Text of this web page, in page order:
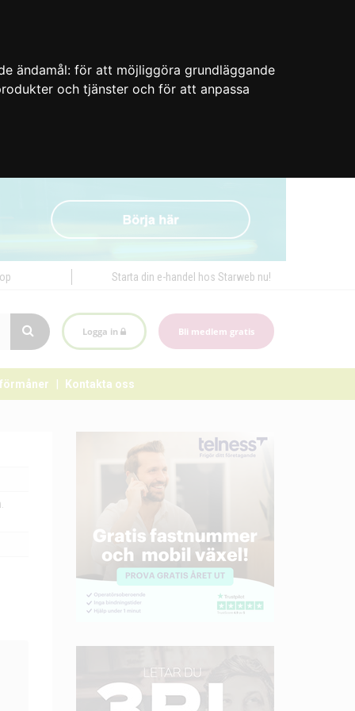
ändamål: för att möjliggöra grundläggande
och tjänster och för att anpassa
Starta din e-handel hos Starweb nu!
Logga in Bli medlem gratis
Kontakta oss